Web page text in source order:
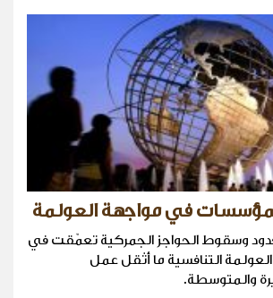
في مواجهة العولمة
وسقوط الحواجز الجمركية تعمّقت في
التنافسية ما أثقل عمل
والمتوسطة.